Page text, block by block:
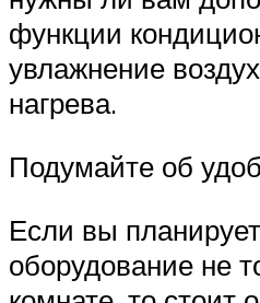
функции
увлажнение
нагрева.
Подумайте об
Если вы
оборудование не